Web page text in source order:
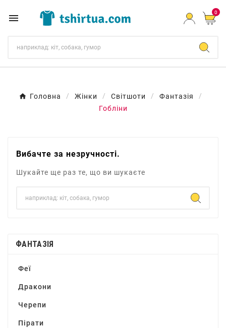
 0
Головна Жінки Світшоти
Фантазія
Гобліни
Вибачте за незручності.
Шукайте ще раз те, що ви шукаєте
ФАНТАЗІЯ
Феї
Дракони
Черепи
Пірати